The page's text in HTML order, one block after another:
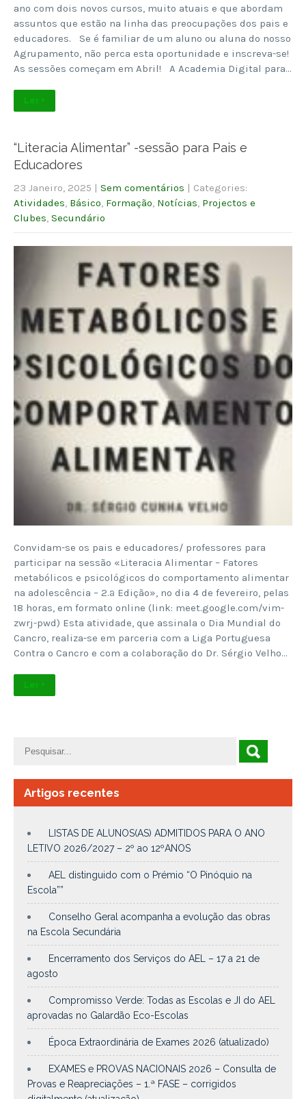
ano com dois novos cursos, muito atuais e que abordam
assuntos que estão na linha das preocupações dos pais e
educadores. Se é familiar de um aluno ou aluna do nosso
Agrupamento, não perca esta oportunidade e inscreva-se!
As sessões começam em Abril! A Academia Digital para…
Ler +
“Literacia Alimentar” -sessão para Pais e
Educadores
23 Janeiro, 2025 | Sem comentários | Categories:
Atividades Básico Formação Notícias Projectos e
Clubes Secundário
Convidam-se os pais e educadores/ professores para
participar na sessão «Literacia Alimentar – Fatores
metabólicos e psicológicos do comportamento alimentar
na adolescência – 2.ª Edição», no dia 4 de fevereiro, pelas
18 horas, em formato online (link: meet.google.com/vim-
zwrj-pwd) Esta atividade, que assinala o Dia Mundial do
Cancro, realiza-se em parceria com a Liga Portuguesa
Contra o Cancro e com a colaboração do Dr. Sérgio Velho…
Ler +
Artigos recentes
LISTAS DE ALUNOS(AS) ADMITIDOS PARA O ANO
LETIVO 2026/2027 – 2º ao 12ºANOS
AEL distinguido com o Prémio “O Pinóquio na
Escola””
Conselho Geral acompanha a evolução das obras
na Escola Secundária
Encerramento dos Serviços do AEL – 17 a 21 de
agosto
Compromisso Verde: Todas as Escolas e JI do AEL
aprovadas no Galardão Eco-Escolas
Época Extraordinária de Exames 2026 (atualizado)
EXAMES e PROVAS NACIONAIS 2026 – Consulta de
Provas e Reapreciações – 1.ª FASE – corrigidos